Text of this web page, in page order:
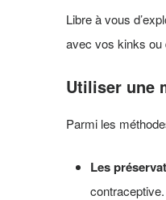
Libre à vous
avec vos kinks ou
Utiliser une
Parmi les
Les